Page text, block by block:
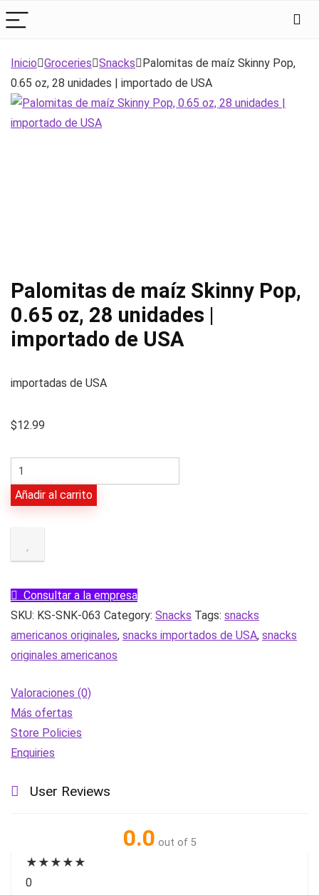
Inicio Groceries Snacks
Palomitas de maíz Skinny Pop,
0.65 oz, 28 unidades | importado de USA
Palomitas de maíz Skinny Pop,
0.65 oz, 28 unidades |
importado de USA
importadas de USA
$12.99
Palomitas
de
maíz
Skinny
Pop,
0.65
oz,
28
importado
de
USA
cantidad
Añadir al carrito
Consultar a la empresa
SKU: KS-SNK-063 Category: Snacks Tags: snacks
americanos originales, snacks importados de USA, snacks
originales americanos
Valoraciones (0)
Más ofertas
Store Policies
Enquiries
User Reviews
0.0 out of 5
★ ★ ★ ★ ★
0